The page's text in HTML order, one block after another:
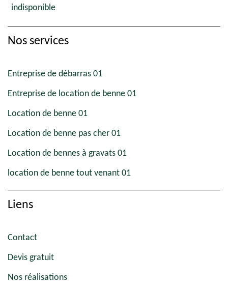
indisponible
Nos services
Entreprise de débarras 01
Entreprise de location de benne 01
Location de benne 01
Location de benne pas cher 01
Location de bennes à gravats 01
location de benne tout venant 01
Liens
Contact
Devis gratuit
Nos réalisations